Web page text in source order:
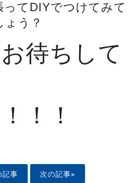
ってDIYでつけてみて
う？
待ちして
！！
記事 次の記事»